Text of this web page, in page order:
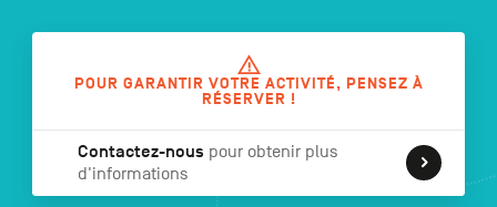
NL DE EN
Navigation
POUR GARANTIR VOTRE ACTIVITÉ, PENSEZ À
RÉSERVER !
Contactez-nous pour obtenir plus
d'informations